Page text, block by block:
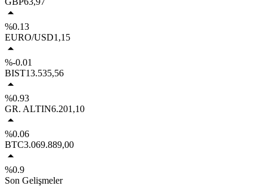
%0.13
EURO/USD1,15
%-0.01
BIST13.535,56
%0.93
GR. ALTIN6.201,10
%0.06
BTC3.069.889,00
%0.9
Son Gelişmeler